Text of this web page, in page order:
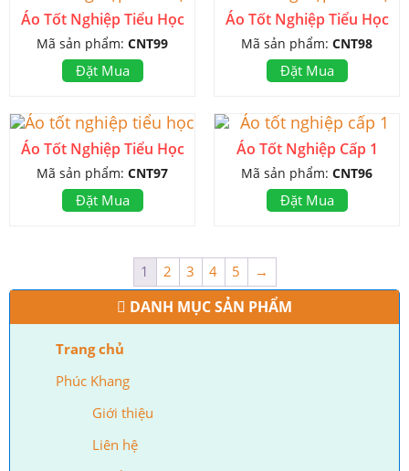
DANH MỤC SẢN PHẨM
Trang chủ
Phúc Khang
Giới thiệu
Liên hệ
Áo Tốt Nghiệp Tiểu Học
Mã sản phẩm: CNT99
Đặt Mua
Áo Tốt Nghiệp Tiểu Học
Mã sản phẩm: CNT98
Đặt Mua
Áo Tốt Nghiệp Tiểu Học
Mã sản phẩm: CNT97
Đặt Mua
Áo Tốt Nghiệp Cấp 1
Mã sản phẩm: CNT96
Đặt Mua
1 2 3 4 5 →